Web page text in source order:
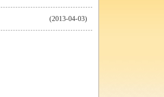
(2013-04-03)